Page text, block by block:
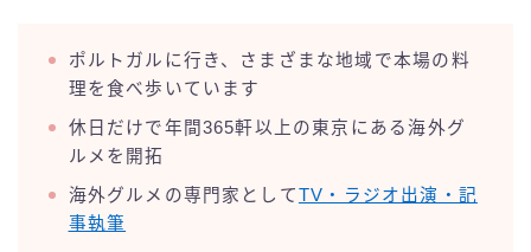
ポルトガルに行き、さまざまな地域で本場の料
理を食べ歩いています
休日だけで年間365軒以上の東京にある海外グ
ルメを開拓
海外グルメの専門家としてTV・ラジオ出演・記
事執筆